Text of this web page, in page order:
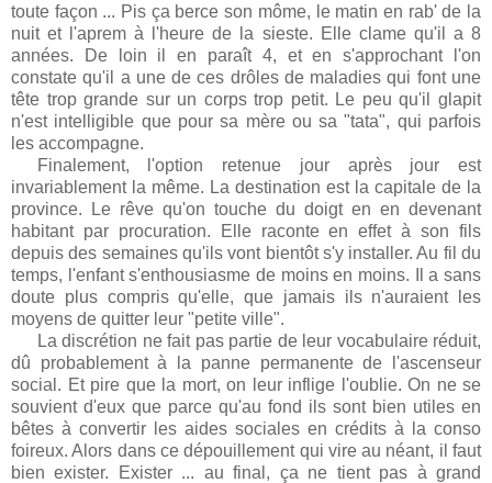
toute façon ... Pis ça berce son môme, le matin en rab' de la
nuit et l'aprem à l'heure de la sieste. Elle clame qu'il a 8
années. De loin il en paraît 4, et en s'approchant l'on
constate qu'il a une de ces drôles de maladies qui font une
tête trop grande sur un corps trop petit. Le peu qu'il glapit
n'est intelligible que pour sa mère ou sa "tata", qui parfois
les accompagne.
Finalement, l'option retenue jour après jour est
invariablement la même. La destination est la capitale de la
province. Le rêve qu'on touche du doigt en en devenant
habitant par procuration. Elle raconte en effet à son fils
depuis des semaines qu'ils vont bientôt s'y installer. Au fil du
temps, l'enfant s'enthousiasme de moins en moins. Il a sans
doute plus compris qu'elle, que jamais ils n'auraient les
moyens de quitter leur "petite ville".
La discrétion ne fait pas partie de leur vocabulaire réduit,
dû probablement à la panne permanente de l'ascenseur
social. Et pire que la mort, on leur inflige l'oublie. On ne se
souvient d'eux que parce qu'au fond ils sont bien utiles en
bêtes à convertir les aides sociales en crédits à la conso
foireux. Alors dans ce dépouillement qui vire au néant, il faut
bien exister. Exister ... au final, ça ne tient pas à grand